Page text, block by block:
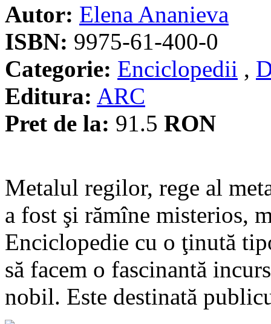
Autor: Elena Ananieva
ISBN: 9975-61-400-0
Categorie: Enciclopedii ,
Editura: ARC
Pret de la: 91.5 RON
Metalul regilor, rege al
a fost şi rămîne misterios,
Enciclopedie cu o ţinută
să facem o fascinantă
nobil. Este destinată